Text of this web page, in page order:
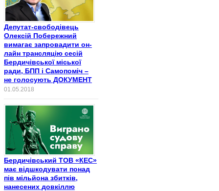
Депутат-свободівець
Олексій Побережний
вимагає запровадити он-
лайн трансляцію сесій
Бердичівської міської
ради, БПП і Самопоміч –
не голосують ДОКУМЕНТ
01.05.2018
Бердичівський ТОВ «КЕС»
має відшкодувати понад
пів мільйона збитків,
нанесених довкіллю